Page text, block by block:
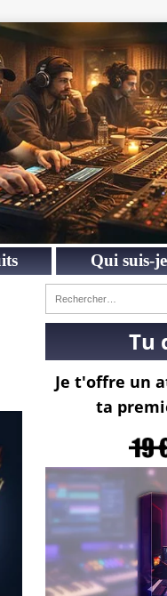
Qui suis-
Tu
Je t'offre un
ta